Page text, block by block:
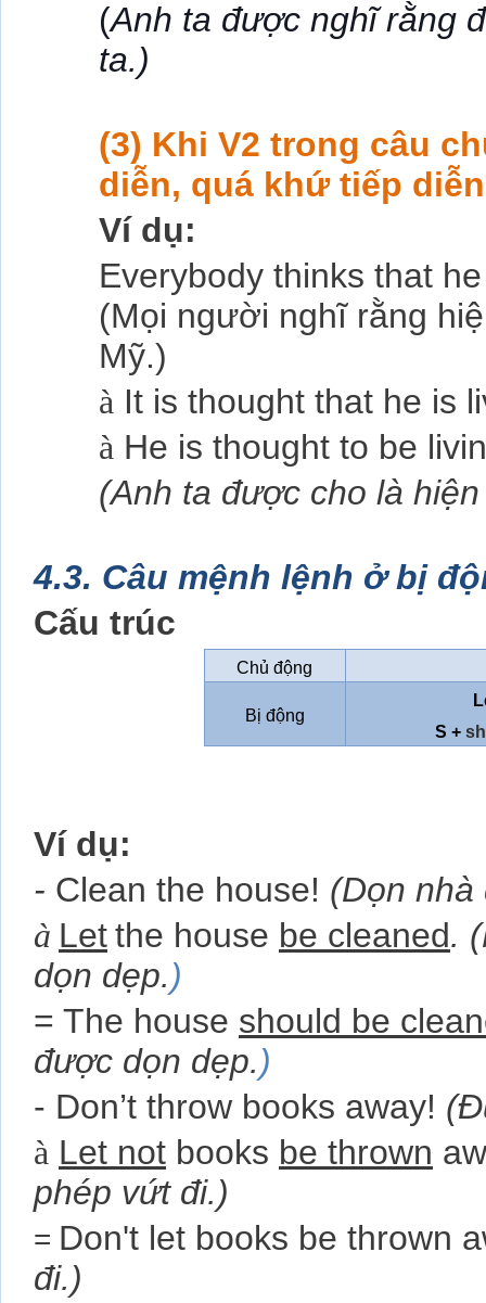
(Anh ta được nghĩ rằng
ta.)
(3) Khi V2 trong câu
diễn, quá khứ tiếp diễn
Ví dụ:
Everybody thinks that
(Mọi người nghĩ rằng
Mỹ.)
à It is thought that he is
à He is thought to be
(Anh ta được cho là
4.3. Câu mệnh lệnh ở bị
Cấu trúc
Chủ động
Bị động
S +
Ví dụ:
- Clean the house! (Dọn nhà
à Letthe house be cleaned.
dọn dẹp.)
= The house should be
được dọn dẹp.)
- Don’t throw books away!
à Let not books be thrown
phép vứt đi.)
= Don't let books be thrown
đi.)